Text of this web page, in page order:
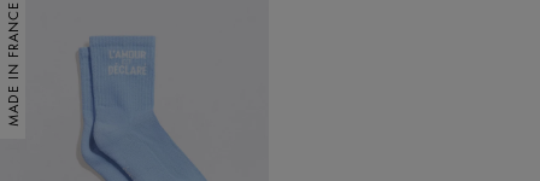
MADE IN FRANCE